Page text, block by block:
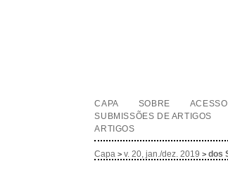
CAPA SOBRE ACESSO
SUBMISSÕES DE ARTIGOS
ARTIGOS
Capa >v. 20, jan./dez. 2019 >dos